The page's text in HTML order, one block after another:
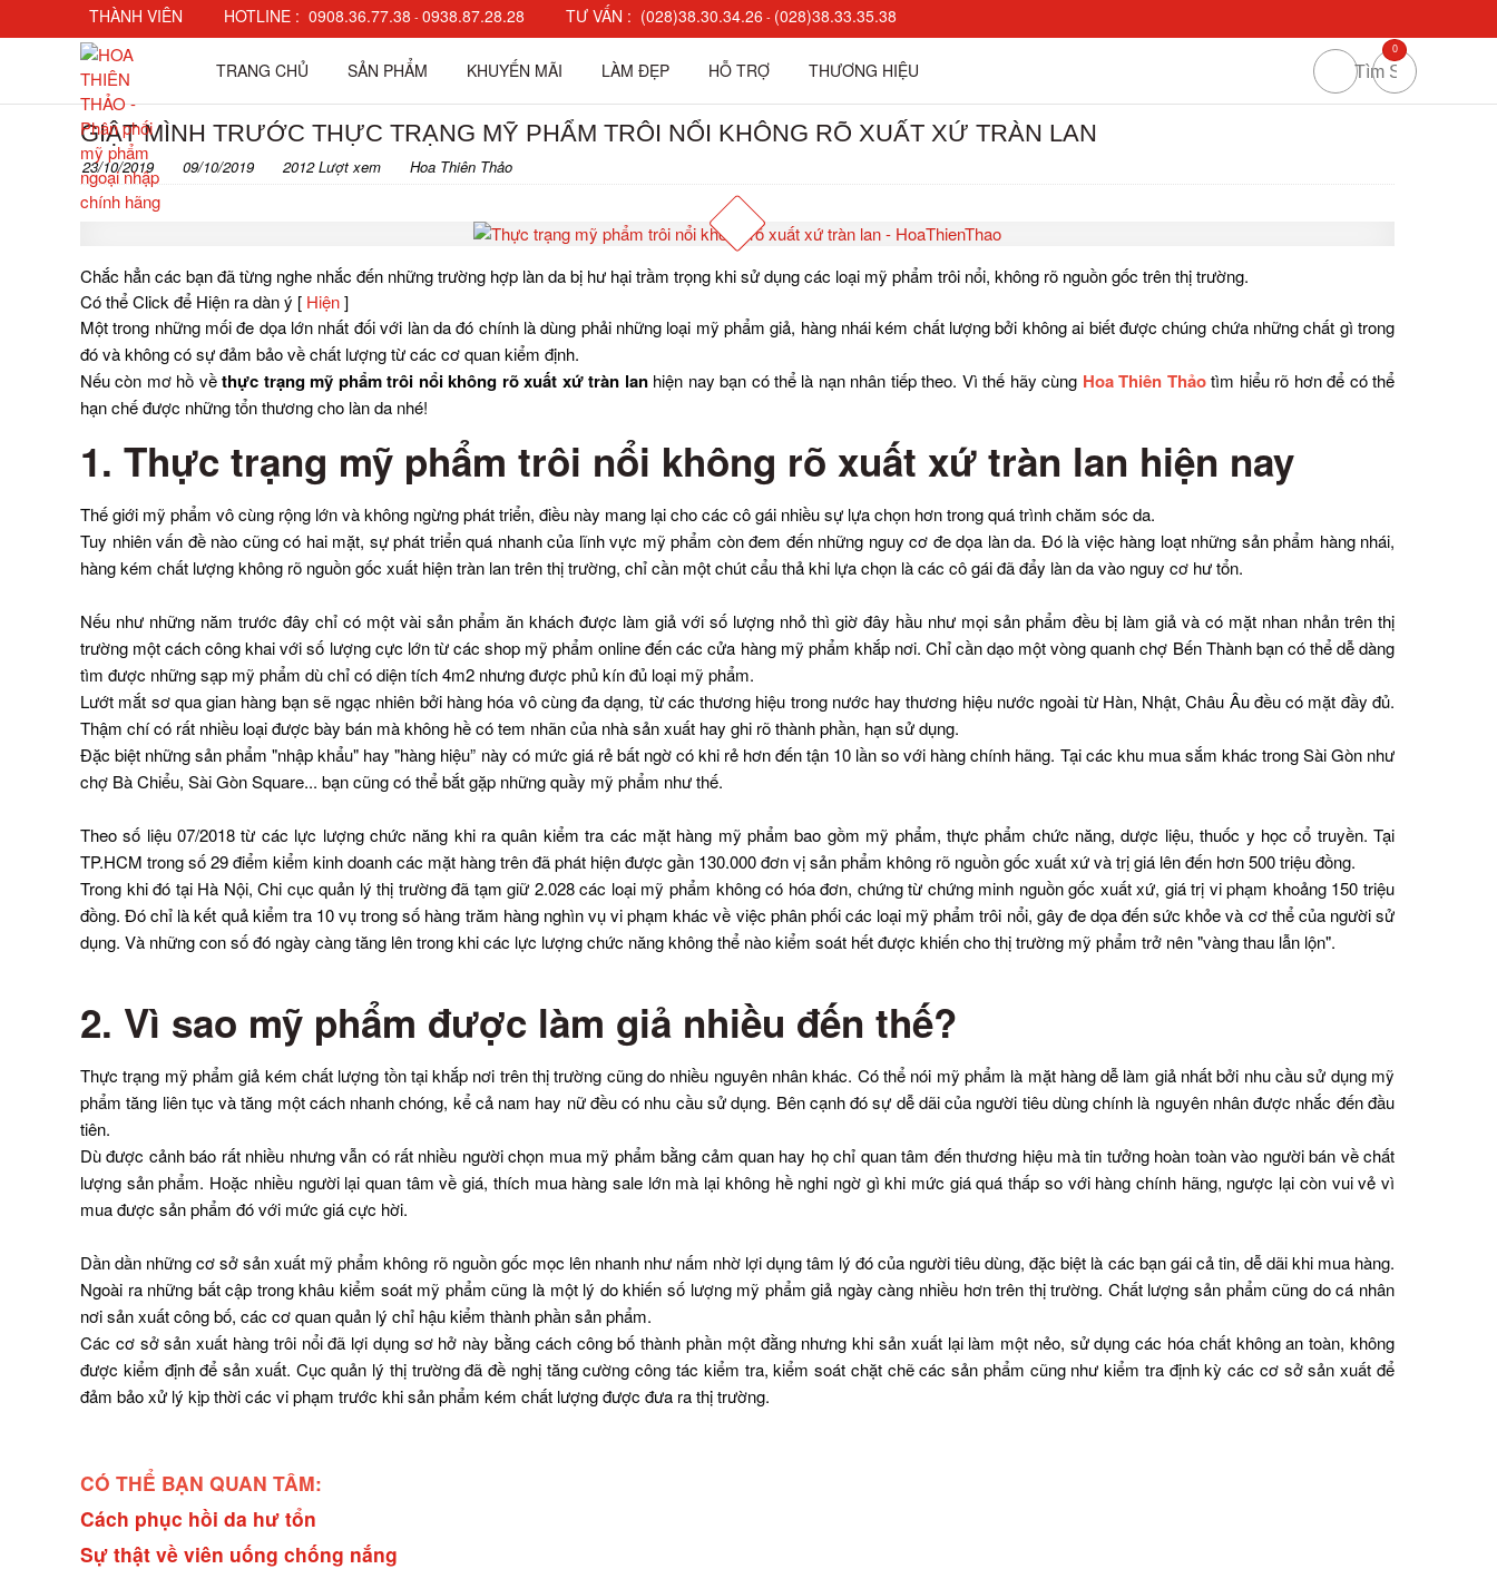
THÀNH VIÊN
Đăng nhập
Đăng ký
Check đơn hàng
HOTLINE : 0908.36.77.38 - 0938.87.28.28 TƯ VẤN : (028)38.30.34.26 - (028)38.33.35.38
0
TRANG CHỦ SẢN PHẨM KHUYẾN MÃI LÀM ĐẸP HỖ TRỢ THƯƠNG HIỆU
GIẬT MÌNH TRƯỚC THỰC TRẠNG MỸ PHẨM TRÔI NỔI KHÔNG RÕ XUẤT XỨ TRÀN LAN
23/10/2019 09/10/2019 2012 Lượt xem Hoa Thiên Thảo
Chắc hẳn các bạn đã từng nghe nhắc đến những trường hợp làn da bị hư hại trầm trọng khi sử dụng các loại mỹ phẩm trôi nổi, không rõ nguồn gốc trên thị trường.
Có thể Click để Hiện ra dàn ý [ Hiện]
Một trong những mối đe dọa lớn nhất đối với làn da đó chính là dùng phải những loại mỹ phẩm giả, hàng nhái kém chất lượng bởi không ai biết được chúng chứa những chất gì trong
đó và không có sự đảm bảo về chất lượng từ các cơ quan kiểm định.
Nếu còn mơ hồ vềthực trạng mỹ phẩm trôi nổi không rõ xuất xứ tràn lanhiện nay bạn có thể là nạn nhân tiếp theo. Vì thế hãy cùng Hoa Thiên Thảotìm hiểu rõ hơn để có thể
hạn chế được những tổn thương cho làn da nhé!
1. Thực trạng mỹ phẩm trôi nổi không rõ xuất xứ tràn lan hiện nay
Thế giới mỹ phẩm vô cùng rộng lớn và không ngừng phát triển, điều này mang lại cho các cô gái nhiều sự lựa chọn hơn trong quá trình chăm sóc da.
Tuy nhiên vấn đề nào cũng có hai mặt, sự phát triển quá nhanh của lĩnh vực mỹ phẩm còn đem đến những nguy cơ đe dọa làn da. Đó là việc hàng loạt những sản phẩm hàng nhái,
hàng kém chất lượng không rõ nguồn gốc xuất hiện tràn lan trên thị trường, chỉ cần một chút cẩu thả khi lựa chọn là các cô gái đã đẩy làn da vào nguy cơ hư tổn.
Nếu như những năm trước đây chỉ có một vài sản phẩm ăn khách được làm giả với số lượng nhỏ thì giờ đây hầu như mọi sản phẩm đều bị làm giả và có mặt nhan nhản trên thị
trường một cách công khai với số lượng cực lớn từ các shop mỹ phẩm online đến các cửa hàng mỹ phẩm khắp nơi. Chỉ cần dạo một vòng quanh chợ Bến Thành bạn có thể dễ dàng
tìm được những sạp mỹ phẩm dù chỉ có diện tích 4m2 nhưng được phủ kín đủ loại mỹ phẩm.
Lướt mắt sơ qua gian hàng bạn sẽ ngạc nhiên bởi hàng hóa vô cùng đa dạng, từ các thương hiệu trong nước hay thương hiệu nước ngoài từ Hàn, Nhật, Châu Âu đều có mặt đầy đủ.
Thậm chí có rất nhiều loại được bày bán mà không hề có tem nhãn của nhà sản xuất hay ghi rõ thành phần, hạn sử dụng.
Đặc biệt những sản phẩm "nhập khẩu" hay "hàng hiệu” này có mức giá rẻ bất ngờ có khi rẻ hơn đến tận 10 lần so với hàng chính hãng. Tại các khu mua sắm khác trong Sài Gòn như
chợ Bà Chiểu, Sài Gòn Square... bạn cũng có thể bắt gặp những quầy mỹ phẩm như thế.
Theo số liệu 07/2018 từ các lực lượng chức năng khi ra quân kiểm tra các mặt hàng mỹ phẩm bao gồm mỹ phẩm, thực phẩm chức năng, dược liệu, thuốc y học cổ truyền. Tại
TP.HCM trong số 29 điểm kiểm kinh doanh các mặt hàng trên đã phát hiện được gần 130.000 đơn vị sản phẩm không rõ nguồn gốc xuất xứ và trị giá lên đến hơn 500 triệu đồng.
Trong khi đó tại Hà Nội, Chi cục quản lý thị trường đã tạm giữ 2.028 các loại mỹ phẩm không có hóa đơn, chứng từ chứng minh nguồn gốc xuất xứ, giá trị vi phạm khoảng 150 triệu
đồng. Đó chỉ là kết quả kiểm tra 10 vụ trong số hàng trăm hàng nghìn vụ vi phạm khác về việc phân phối các loại mỹ phẩm trôi nổi, gây đe dọa đến sức khỏe và cơ thể của người sử
dụng. Và những con số đó ngày càng tăng lên trong khi các lực lượng chức năng không thể nào kiểm soát hết được khiến cho thị trường mỹ phẩm trở nên "vàng thau lẫn lộn".
2. Vì sao mỹ phẩm được làm giả nhiều đến thế?
Thực trạng mỹ phẩm giả kém chất lượng tồn tại khắp nơi trên thị trường cũng do nhiều nguyên nhân khác. Có thể nói mỹ phẩm là mặt hàng dễ làm giả nhất bởi nhu cầu sử dụng mỹ
phẩm tăng liên tục và tăng một cách nhanh chóng, kể cả nam hay nữ đều có nhu cầu sử dụng. Bên cạnh đó sự dễ dãi của người tiêu dùng chính là nguyên nhân được nhắc đến đầu
tiên.
Dù được cảnh báo rất nhiều nhưng vẫn có rất nhiều người chọn mua mỹ phẩm bằng cảm quan hay họ chỉ quan tâm đến thương hiệu mà tin tưởng hoàn toàn vào người bán về chất
lượng sản phẩm. Hoặc nhiều người lại quan tâm về giá, thích mua hàng sale lớn mà lại không hề nghi ngờ gì khi mức giá quá thấp so với hàng chính hãng, ngược lại còn vui vẻ vì
mua được sản phẩm đó với mức giá cực hời.
Dần dần những cơ sở sản xuất mỹ phẩm không rõ nguồn gốc mọc lên nhanh như nấm nhờ lợi dụng tâm lý đó của người tiêu dùng, đặc biệt là các bạn gái cả tin, dễ dãi khi mua hàng.
Ngoài ra những bất cập trong khâu kiểm soát mỹ phẩm cũng là một lý do khiến số lượng mỹ phẩm giả ngày càng nhiều hơn trên thị trường. Chất lượng sản phẩm cũng do cá nhân
nơi sản xuất công bố, các cơ quan quản lý chỉ hậu kiểm thành phần sản phẩm.
Các cơ sở sản xuất hàng trôi nổi đã lợi dụng sơ hở này bằng cách công bố thành phần một đằng nhưng khi sản xuất lại làm một nẻo, sử dụng các hóa chất không an toàn, không
được kiểm định để sản xuất. Cục quản lý thị trường đã đề nghị tăng cường công tác kiểm tra, kiểm soát chặt chẽ các sản phẩm cũng như kiểm tra định kỳ các cơ sở sản xuất để
đảm bảo xử lý kịp thời các vi phạm trước khi sản phẩm kém chất lượng được đưa ra thị trường.
CÓ THỂ BẠN QUAN TÂM:
Cách phục hồi da hư tổn
Sự thật về viên uống chống nắng